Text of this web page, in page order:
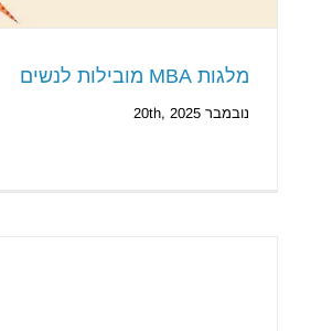
מלגות MBA מובילות לנשים
נובמבר 20th, 2025